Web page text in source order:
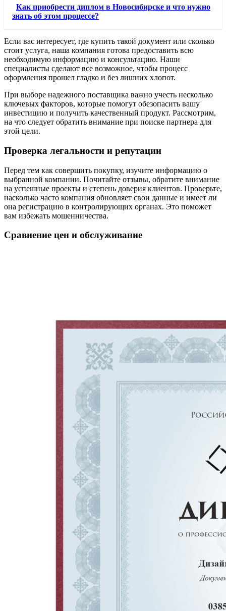
Как приобрести диплом в Новосибирске и что нужно
знать об этом процессе?
Если вас интересует, где купить такой документ или сколько
стоит услуга, наша компания готова предоставить всю
необходимую информацию и консультацию. Наши
специалисты сделают все возможное, чтобы процесс
оформления прошел гладко и без лишних хлопот.
При выборе надежного поставщика важно учесть несколько
ключевых факторов, которые помогут обезопасить вашу
инвестицию и получить качественный продукт. Рассмотрим,
на что следует обратить внимание при поиске партнера для
этой цели.
Проверка легальности и репутации
Перед тем как совершить покупку, изучите информацию о
выбранной компании. Почитайте отзывы, обратите внимание
на успешные проекты и степень доверия клиентов. Проверьте,
насколько часто компания обновляет свои данные и имеет ли
она регистрацию в контролирующих органах. Это поможет
вам избежать мошенничества.
Сравнение цен и обслуживание